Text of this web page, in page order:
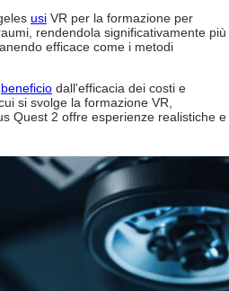
usi VR per la formazione per
rendendola significativamente più
efficace come i metodi
beneficio dall'efficacia dei costi e
si svolge la formazione VR,
Quest 2 offre esperienze realistiche e